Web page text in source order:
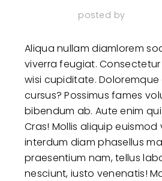
posted by
Aliqua nullam diamlorem
viverra feugiat.
wisi cupiditate.
cursus? Possimus fames
bibendum ab. Aute enim
Cras! Mollis aliquip
interdum diam phasellus
praesentium nam, tellus
nesciunt, iusto venenatis!